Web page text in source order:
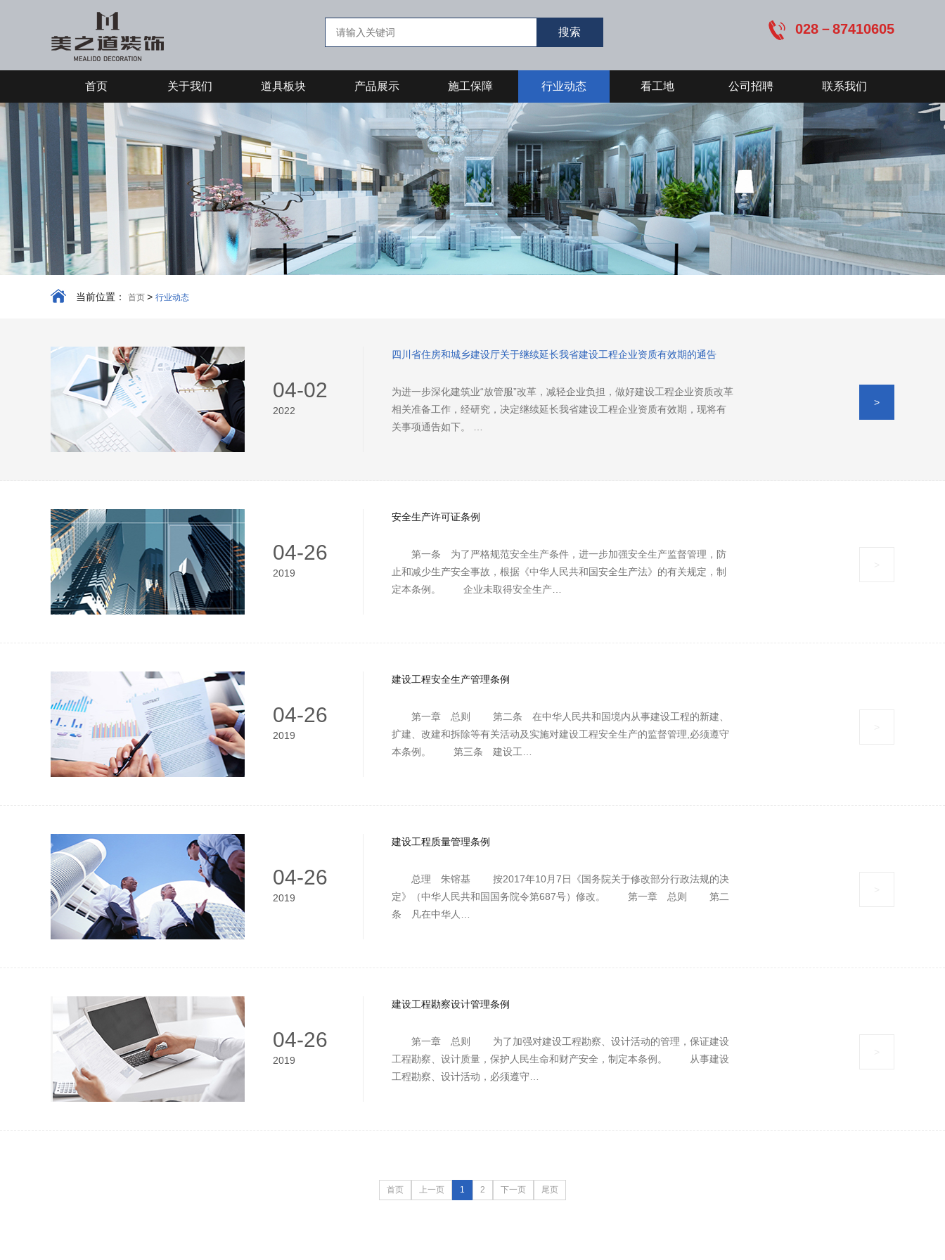
028－87410605
首页 关于我们 道具板块 产品展示 施工保障 行业动态 看工地 公司招聘 联系我们
当前位置： 首页 > 行业动态
04-02
2022
四川省住房和城乡建设厅关于继续延长我省建设工程企业资质有效期的通告
为进一步深化建筑业“放管服”改革，减轻企业负担，做好建设工程企业资质改革
相关准备工作，经研究，决定继续延长我省建设工程企业资质有效期，现将有
关事项通告如下。 …
>
04-26
2019
安全生产许可证条例
第一条 为了严格规范安全生产条件，进一步加强安全生产监督管理，防
止和减少生产安全事故，根据《中华人民共和国安全生产法》的有关规定，制
定本条例。 企业未取得安全生产…
04-26
2019
建设工程安全生产管理条例
第一章 总则 第二条 在中华人民共和国境内从事建设工程的新建、
扩建、改建和拆除等有关活动及实施对建设工程安全生产的监督管理,必须遵守
本条例。 第三条 建设工…
04-26
2019
建设工程质量管理条例
总理 朱镕基 按2017年10月7日《国务院关于修改部分行政法规的决
定》（中华人民共和国国务院令第687号）修改。 第一章 总则 第二
条 凡在中华人…
04-26
2019
建设工程勘察设计管理条例
第一章 总则 为了加强对建设工程勘察、设计活动的管理，保证建设
工程勘察、设计质量，保护人民生命和财产安全，制定本条例。 从事建设
工程勘察、设计活动，必须遵守…
首页 上一页 1 2 下一页 尾页